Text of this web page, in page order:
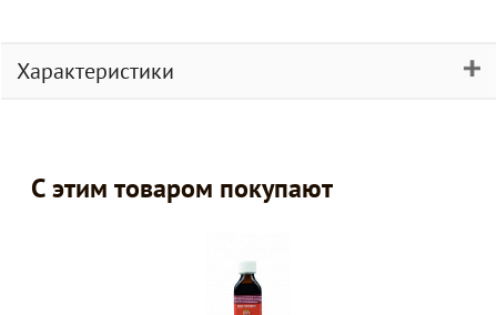
Характеристики
С этим товаром покупают